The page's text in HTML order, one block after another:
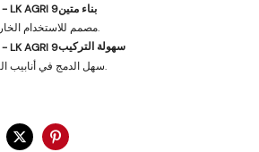
بناء متين
مصمم للاستخدام الخارجي طويل الأمد في بيئات الري.
سهولة التركيب
سهل الدمج في أنابيب الري الخاصة بالحدائق أو المزارع.